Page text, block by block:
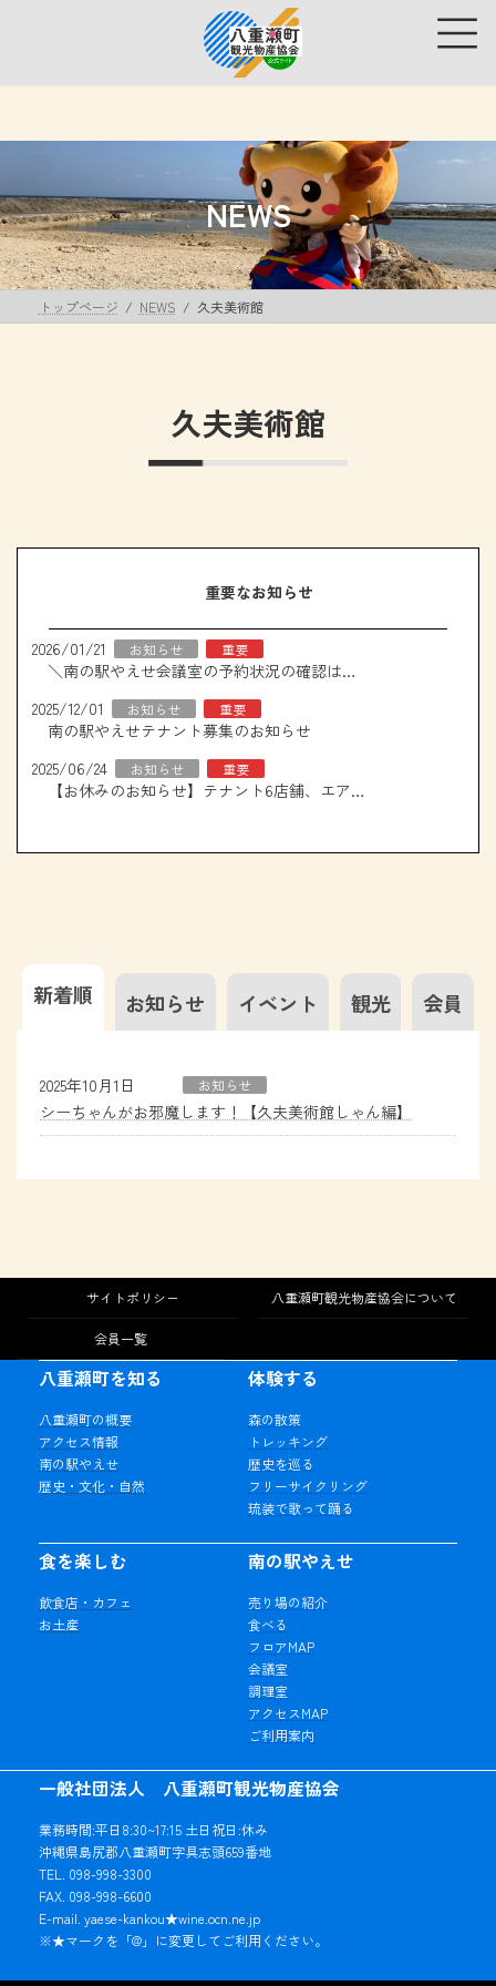
ス
プ
ン
動
NEWS
トップページ NEWS 久夫美術館
久夫美術館
重要なお知らせ
2026/01/21 お知らせ 重要
＼南の駅やえせ会議室の予約状況の確認はこちら！／
2025/12/01
お知らせ 重要
南の駅やえせテナント募集のお知らせ
2025/06/24
お知らせ 重要
【お休みのお知らせ】テナント6店舗、エアコン取り換え工事について
新着順 お知らせ イベント 観光 会員
2025年10月1日 お知らせ
シーちゃんがお邪魔します！【久夫美術館しゃん編】
サイトポリシー 八重瀬町観光物産協会について
会員一覧
一般社団法人 八重瀬町観光物産協会
業務時間:平日8:30~17:15 土日祝日:休み
沖縄県島尻郡八重瀬町字具志頭659番地
TEL. 098-998-3300
FAX. 098-998-6600
E-mail. yaese-kankou★wine.ocn.ne.jp
※★マークを「@」に変更してご利用ください。
八重瀬町を知る
八重瀬町の概要
アクセス情報
南の駅やえせ
歴史・文化・自然
体験する
森の散策
トレッキング
歴史を巡る
フリーサイクリング
琉装で歌って踊る
食を楽しむ
飲食店・カフェ
お土産
南の駅やえせ
売り場の紹介
食べる
フロアMAP
会議室
調理室
アクセスMAP
ご利用案内